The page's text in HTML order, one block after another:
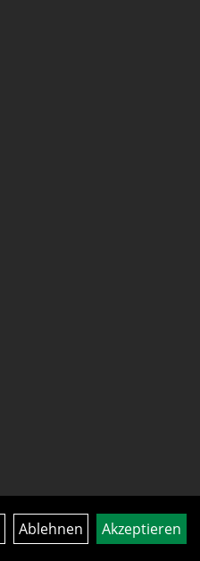
Ablehnen Akzeptieren